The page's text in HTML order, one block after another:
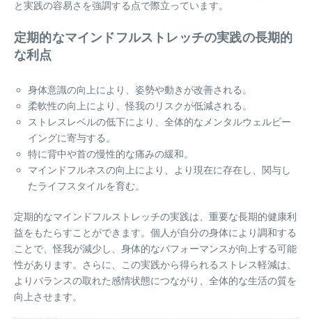
と実践の容易さを強調する点で際立っています。
定期的なマインドフルストレッチの実践の長期的
な利点
身体意識の向上により、姿勢や動きが改善される。
柔軟性の向上により、怪我のリスクが低減される。
ストレスレベルの低下により、全体的なメンタルウェルビー
イングに寄与する。
特に背中や首の慢性的な痛みの緩和。
マインドフルネスの向上により、より現在に存在し、関与し
たライフスタイルを育む。
定期的なマインドフルストレッチの実践は、重要な長期的健康利
益をもたらすことができます。個人が自分の身体により調和する
ことで、怪我が減少し、身体的なパフォーマンスが向上する可能
性があります。さらに、この実践から得られるストレス軽減は、
よりバランスの取れた感情状態につながり、全体的な生活の質を
向上させます。